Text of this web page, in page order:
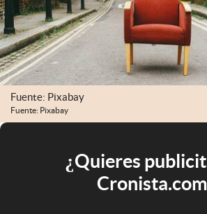
Fuente: Pixabay
Fuente: Pixabay
¿Quieres